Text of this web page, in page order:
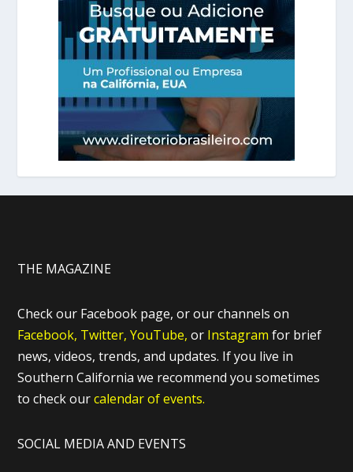
THE MAGAZINE
Check our Facebook page, or our channels on
Facebook, Twitter, YouTube, or Instagram for brief
news, videos, trends, and updates. If you live in
Southern California we recommend you sometimes
to check ourcalendar of events.
SOCIAL MEDIA AND EVENTS